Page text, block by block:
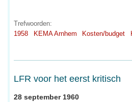
Trefwoorden:
1958
KEMA Arnhem Kosten/budget
LFR voor het eerst kritisch
28 september 1960